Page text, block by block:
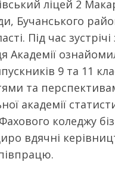
ліцей 2
Бучанського
Під час
Академії
9 та 11
та
академії
коледжу
вдячні